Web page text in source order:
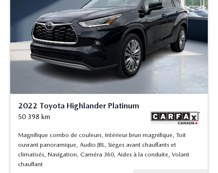
2022 Toyota Highlander Platinum
50 398 km
Magnifique combo de couleurs, Intérieur brun magnifique, Toit
ouvrant panoramique, Audio JBL, Sièges avant chauffants et
climatisés, Navigation, Caméra 360, Aides à la conduite, Volant
chauffant